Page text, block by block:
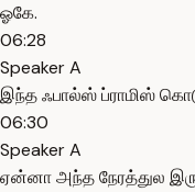
ஓகே.
06:28
Speaker A
இந்த ஃபால்ஸ் ப்ராமிஸ்
06:30
Speaker A
ஏன்னா அந்த நேரத்துல